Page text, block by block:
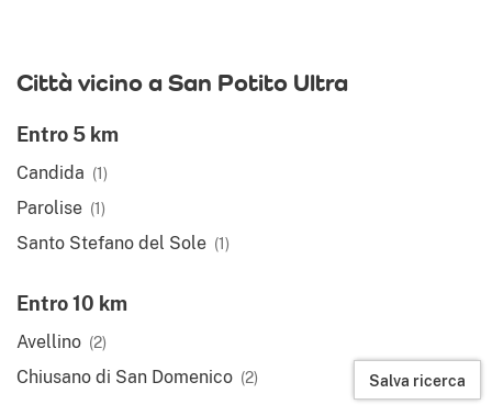
Città vicino a San Potito Ultra
Entro 5 km
Candida (1)
Parolise (1)
Santo Stefano del Sole (1)
Entro 10 km
Avellino (2)
Chiusano di San Domenico (2) Salva ricerca